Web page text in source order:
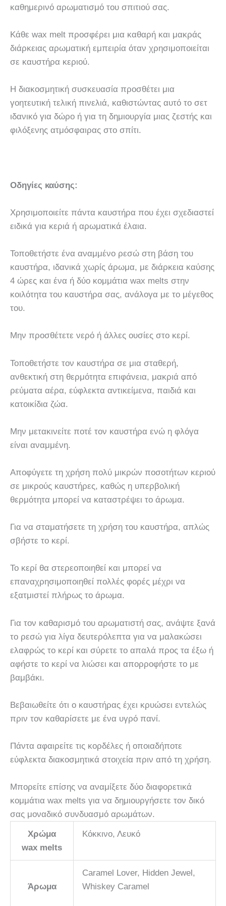
καθημερινό αρωματισμό του σπιτιού σας.
Κάθε wax melt προσφέρει μια καθαρή και μακράς
διάρκειας αρωματική εμπειρία όταν χρησιμοποιείται
σε καυστήρα κεριού.
Η διακοσμητική συσκευασία προσθέτει μια
γοητευτική τελική πινελιά, καθιστώντας αυτό το σετ
ιδανικό για δώρο ή για τη δημιουργία μιας ζεστής και
φιλόξενης ατμόσφαιρας στο σπίτι.
Οδηγίες καύσης:
Χρησιμοποιείτε πάντα καυστήρα που έχει σχεδιαστεί
ειδικά για κεριά ή αρωματικά έλαια.
Τοποθετήστε ένα αναμμένο ρεσώ στη βάση του
καυστήρα, ιδανικά χωρίς άρωμα, με διάρκεια καύσης
4 ώρες και ένα ή δύο κομμάτια wax melts στην
κοιλότητα του καυστήρα σας, ανάλογα με το μέγεθος
του.
Μην προσθέτετε νερό ή άλλες ουσίες στο κερί.
Τοποθετήστε τον καυστήρα σε μια σταθερή,
ανθεκτική στη θερμότητα επιφάνεια, μακριά από
ρεύματα αέρα, εύφλεκτα αντικείμενα, παιδιά και
κατοικίδια ζώα.
Μην μετακινείτε ποτέ τον καυστήρα ενώ η φλόγα
είναι αναμμένη.
Αποφύγετε τη χρήση πολύ μικρών ποσοτήτων κεριού
σε μικρούς καυστήρες, καθώς η υπερβολική
θερμότητα μπορεί να καταστρέψει το άρωμα.
Για να σταματήσετε τη χρήση του καυστήρα, απλώς
σβήστε το κερί.
Το κερί θα στερεοποιηθεί και μπορεί να
επαναχρησιμοποιηθεί πολλές φορές μέχρι να
εξατμιστεί πλήρως το άρωμα.
Για τον καθαρισμό του αρωματιστή σας, ανάψτε ξανά
το ρεσώ για λίγα δευτερόλεπτα για να μαλακώσει
ελαφρώς το κερί και σύρετε το απαλά προς τα έξω ή
αφήστε το κερί να λιώσει και απορροφήστε το με
βαμβάκι.
Βεβαιωθείτε ότι ο καυστήρας έχει κρυώσει εντελώς
πριν τον καθαρίσετε με ένα υγρό πανί.
Πάντα αφαιρείτε τις κορδέλες ή οποιαδήποτε
εύφλεκτα διακοσμητικά στοιχεία πριν από τη χρήση.
Μπορείτε επίσης να αναμίξετε δύο διαφορετικά
κομμάτια wax melts για να δημιουργήσετε τον δικό
σας μοναδικό συνδυασμό αρωμάτων.
Χρώμα
wax melts
Κόκκινο, Λευκό
Άρωμα
Caramel Lover, Hidden Jewel,
Whiskey Caramel